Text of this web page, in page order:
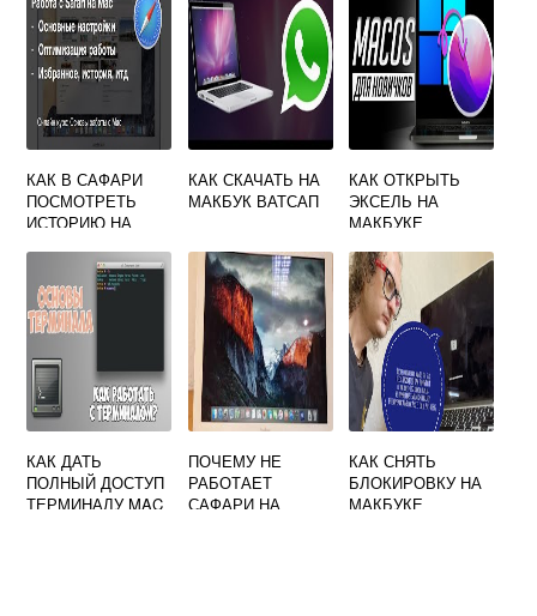
КАК В САФАРИ
ПОСМОТРЕТЬ
ИСТОРИЮ НА
КАК СКАЧАТЬ НА
МАКБУК ВАТСАП
КАК ОТКРЫТЬ
ЭКСЕЛЬ НА
МАКБУКЕ
КАК ДАТЬ
ПОЛНЫЙ ДОСТУП
ТЕРМИНАЛУ MAC
ПОЧЕМУ НЕ
РАБОТАЕТ
САФАРИ НА
КАК СНЯТЬ
БЛОКИРОВКУ НА
МАКБУКЕ